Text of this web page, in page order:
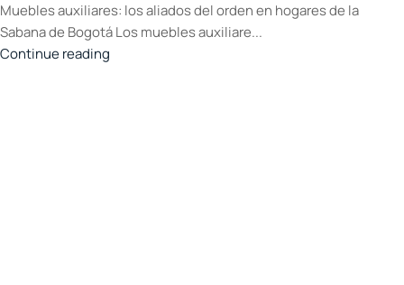
Muebles auxiliares: los aliados del orden en hogares de la
Sabana de Bogotá Los muebles auxiliare...
Continue reading